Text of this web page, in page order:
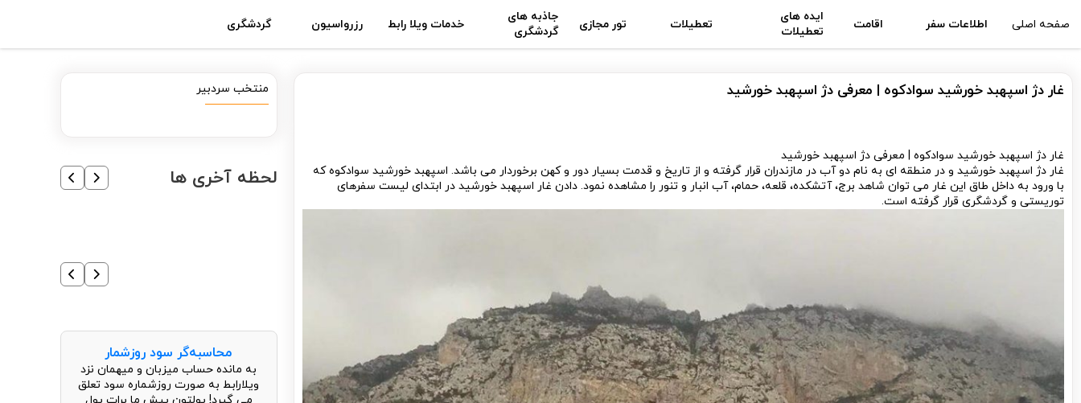
صفحه اصلی اطلاعات سفر اقامت
ایده های
تعطیلات
تعطیلات تور مجازی
جاذبه های
گردشگری
خدمات ویلا رابط رزرواسیون گردشگری
غار دژ اسپهبد خورشید سوادکوه | معرفی دژ اسپهبد خورشید
غار دژ اسپهبد خورشید سوادکوه | معرفی دژ اسپهبد خورشید
غار دژ اسپهبد خورشید و در منطقه ای به نام دو آب در مازندران قرار گرفته و از تاریخ و قدمت بسیار دور و کهن برخوردار می باشد. اسپهبد خورشید سوادکوه که
با ورود به داخل طاق این غار می توان شاهد برج، آتشکده، قلعه، حمام، آب انبار و تنور را مشاهده نمود. دادن غار اسپهبد خورشید در ابتدای لیست سفرهای
توریستی و گردشگری قرار گرفته است.
منتخب سردبیر
لحظه آخری ها
محاسبه‌گر سود روزشمار
به مانده حساب میزبان و میهمان نزد
ویلارابط به صورت روزشماره سود تعلق